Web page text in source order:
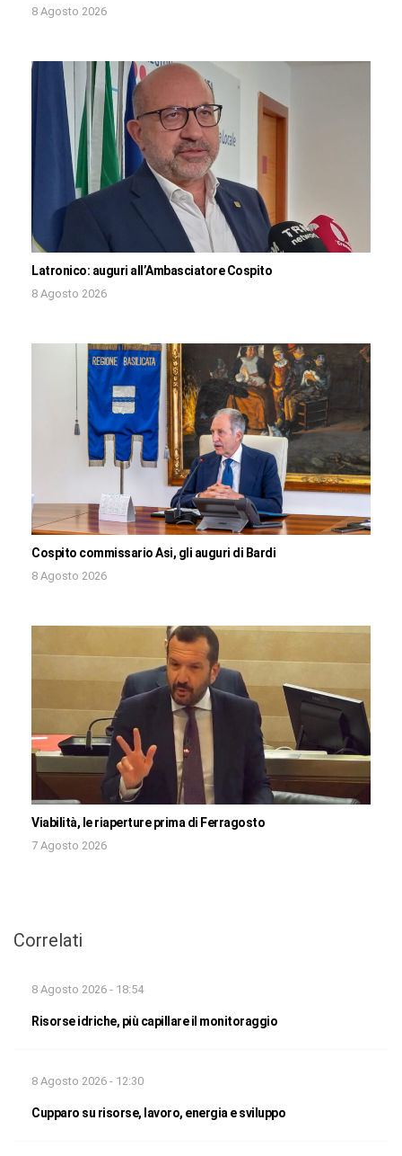
8 Agosto 2026
Latronico: auguri all’Ambasciatore Cospito
8 Agosto 2026
Cospito commissario Asi, gli auguri di Bardi
8 Agosto 2026
Viabilità, le riaperture prima di Ferragosto
7 Agosto 2026
Correlati
8 Agosto 2026 - 18:54
Risorse idriche, più capillare il monitoraggio
8 Agosto 2026 - 12:30
Cupparo su risorse, lavoro, energia e sviluppo